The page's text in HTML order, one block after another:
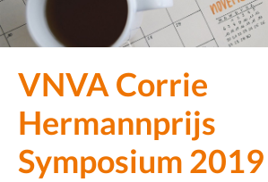
VNVA Corrie
Hermannprijs
Symposium 2019